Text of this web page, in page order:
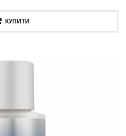
КУПИТИ